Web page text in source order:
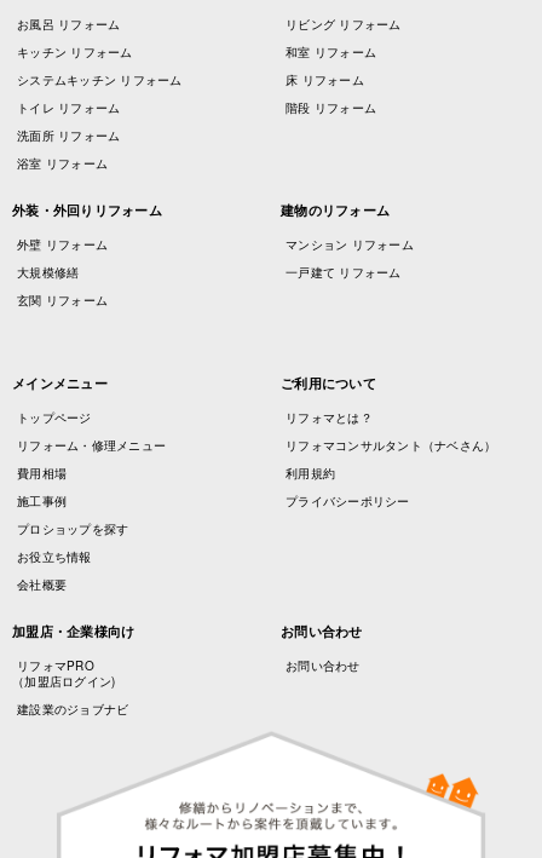
お風呂 リフォーム
キッチン リフォーム
システムキッチン リフォーム
トイレ リフォーム
洗面所 リフォーム
浴室 リフォーム
リビング リフォーム
和室 リフォーム
床 リフォーム
階段 リフォーム
外装・外回りリフォーム
外壁 リフォーム
大規模修繕
玄関 リフォーム
建物のリフォーム
マンション リフォーム
一戸建て リフォーム
メインメニュー
トップページ
リフォーム・修理メニュー
費用相場
施工事例
プロショップを探す
お役立ち情報
会社概要
ご利用について
リフォマとは？
リフォマコンサルタント（ナベさん）
利用規約
プライバシーポリシー
加盟店・企業様向け
リフォマPRO
（加盟店ログイン)
建設業のジョブナビ
お問い合わせ
お問い合わせ